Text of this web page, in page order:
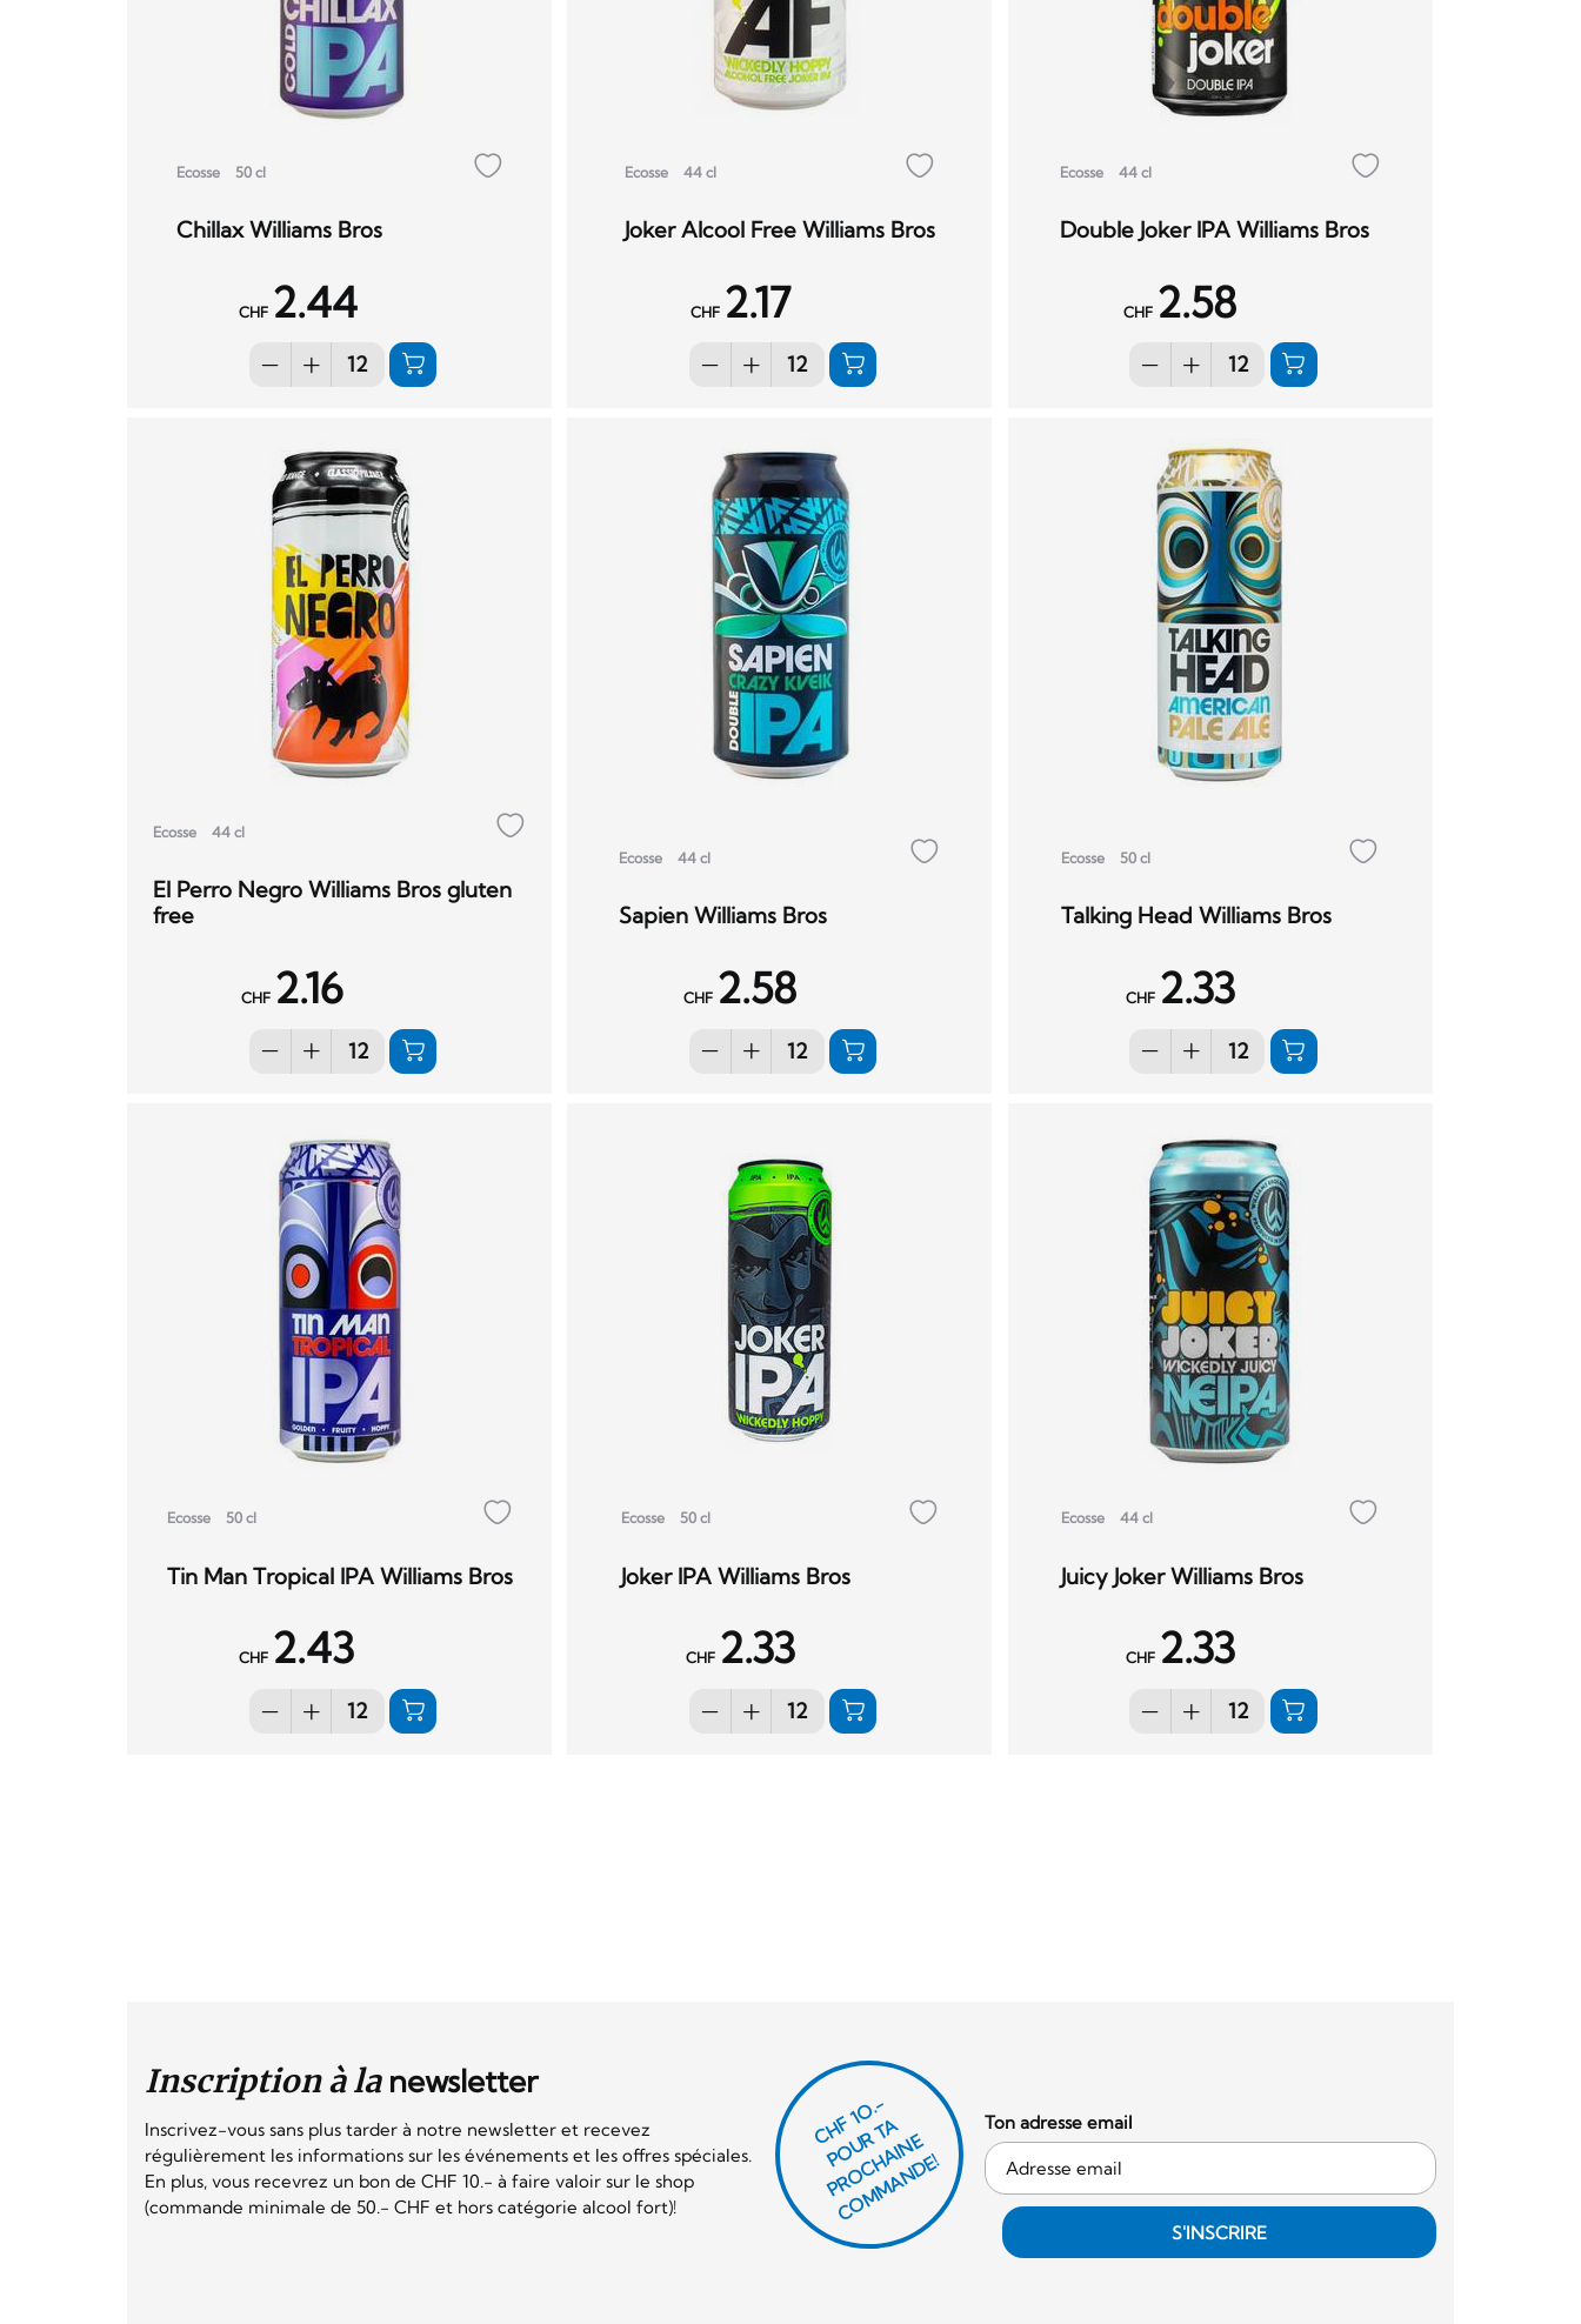
Ecosse 50 cl
Chillax Williams Bros
CHF 2.44
Ecosse 44 cl
Joker Alcool Free Williams Bros
CHF 2.17
Ecosse 44 cl
Double Joker IPA Williams Bros
CHF 2.58
Ecosse 44 cl
El Perro Negro Williams Bros gluten
free
CHF 2.16
Ecosse 44 cl
Sapien Williams Bros
CHF 2.58
Ecosse 50 cl
Talking Head Williams Bros
CHF 2.33
Ecosse 50 cl
Tin Man Tropical IPA Williams Bros
CHF 2.43
Ecosse 50 cl
Joker IPA Williams Bros
CHF 2.33
Ecosse 44 cl
Juicy Joker Williams Bros
CHF 2.33
Inscription à lanewsletter
Inscrivez-vous sans plus tarder à notre newsletter et recevez
régulièrement les informations sur les événements et les offres spéciales.
En plus, vous recevrez un bon de CHF 10.- à faire valoir sur le shop
(commande minimale de 50.- CHF et hors catégorie alcool fort)!
CHF 1O.-
P
O
U
R
T
A
P
R
O
C
H
AI
N
E
C
O
M
M
A
N
D
E!
Ton adresse email
S'INSCRIRE